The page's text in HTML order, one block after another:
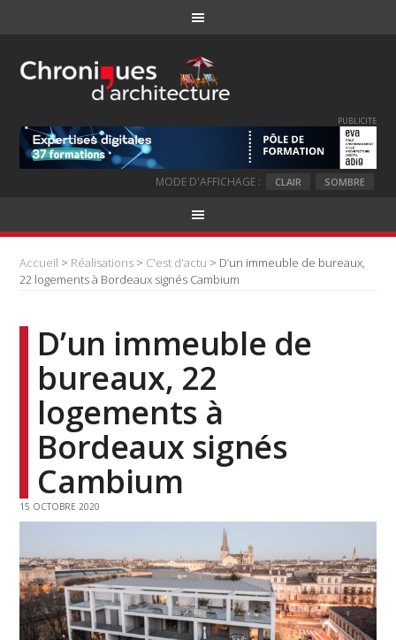
PUBLICITE
MODE D'AFFICHAGE : CLAIR SOMBRE
Accueil > Réalisations > C'est d'actu > D’un immeuble de bureaux,
22 logements à Bordeaux signés Cambium
D’un immeuble de
bureaux, 22
logements à
Bordeaux signés
Cambium
15 OCTOBRE 2020